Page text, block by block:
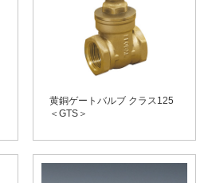
黄銅ゲートバルブ クラス125
＜GTS＞